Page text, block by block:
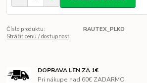
Číslo produktu:
RAUTEX_PLKO
Strážiť cenu / dostupnosť
DOPRAVA LEN ZA 1€
Pri nákupe nad 60€ ZADARMO